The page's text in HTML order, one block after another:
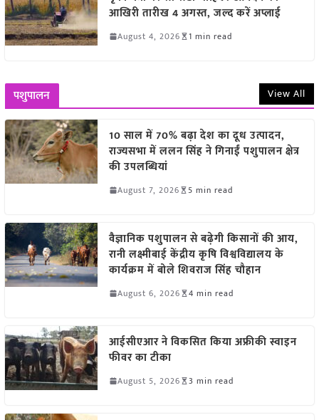
आखिरी तारीख 4 अगस्त, जल्द करें अप्लाई
August 4, 2026 1 min read
पशुपालन View All
10 साल में 70% बढ़ा देश का दूध उत्पादन,
राज्यसभा में ललन सिंह ने गिनाईं पशुपालन क्षेत्र
की उपलब्धियां
August 7, 2026 5 min read
वैज्ञानिक पशुपालन से बढ़ेगी किसानों की आय,
रानी लक्ष्मीबाई केंद्रीय कृषि विश्वविद्यालय के
कार्यक्रम में बोले शिवराज सिंह चौहान
August 6, 2026 4 min read
आईसीएआर ने विकसित किया अफ्रीकी स्वाइन
फीवर का टीका
August 5, 2026 3 min read